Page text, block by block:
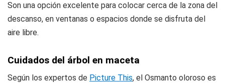
Son una opción excelente para colocar cerca de la zona del
descanso, en ventanas o espacios donde se disfruta del
aire libre.
Cuidados del árbol en maceta
Según los expertos de Picture This, el Osmanto oloroso es